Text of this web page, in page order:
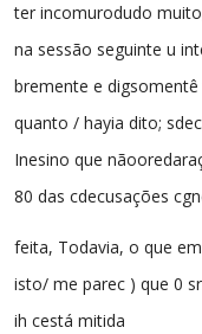
ter incomurodudo
na sessão seguinte u
bremente e
quanto / hayia dito;
Inesino que
80 das cdecusações
feita, Todavia, o que
isto/ me parec ) que 0
ih cestá mitida